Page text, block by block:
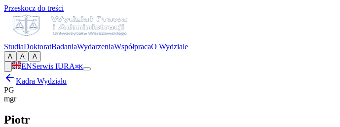
Przeskocz do treści
StudiaDoktoratBadaniaWydarzeniaWspółpracaO Wydziale
A A A
ENSerwis IURA⌘K
Kadra Wydziału
PG
mgr
Piotr